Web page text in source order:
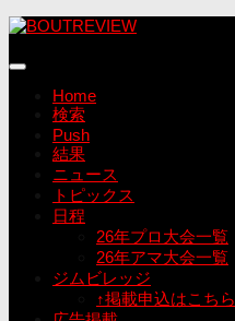
コ
テ
Home
検索
Push
結果
ニュース
トピックス
日程
26年プロ大会一覧
26年アマ大会一覧
ジムビレッジ
↑掲載申込はこちら